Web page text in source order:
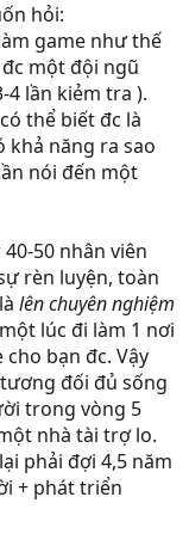
hỏi:
game như thế
một đội ngũ
4 lần kiẻm tra ).
thể biết đc là
khả năng ra sao
nói đến một
50 nhân viên
rèn luyện, toàn
lên chuyên nghiệm
lúc đi làm 1 nơi
bạn đc. Vậy
đối đủ sống
trong vòng 5
nhà tài trợ lo.
phải đợi 4,5 năm
+ phát triển